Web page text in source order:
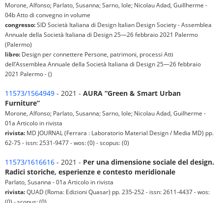
Morone, Alfonso; Parlato, Susanna; Sarno, Iole; Nicolau Adad, Guillherme -
04b Atto di convegno in volume
congresso:SID Società Italiana di Design Italian Design Society - Assemblea
Annuale della Società Italiana di Design 25—26 febbraio 2021 Palermo
(Palermo)
libro: Design per connettere Persone, patrimoni, processi Atti
dell’Assemblea Annuale della Società Italiana di Design 25—26 febbraio
2021 Palermo - ()
11573/1564949 - 2021 - AURA “Green & Smart Urban
Furniture”
Morone, Alfonso; Parlato, Susanna; Sarno, Iole; Nicolau Adad, Guilherme -
01a Articolo in rivista
rivista: MD JOURNAL (Ferrara : Laboratorio Material Design / Media MD) pp.
62-75 - issn: 2531-9477 - wos: (0) - scopus: (0)
11573/1616616 - 2021 - Per una dimensione sociale del design.
Radici storiche, esperienze e contesto meridionale
Parlato, Susanna - 01a Articolo in rivista
rivista:QUAD (Roma: Edizioni Quasar) pp. 235-252 - issn: 2611-4437 - wos: